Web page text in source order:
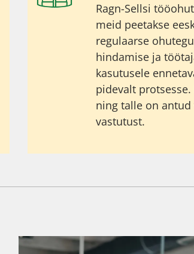
Ragn-Sellsi
meid peetakse
regulaarse
hindamise ja
kasutusele
pidevalt
ning talle on
vastutust.